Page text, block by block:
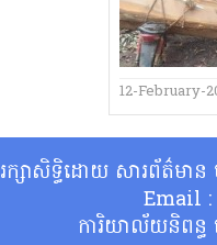
12-February-
រក្សាសិទ្ធិដោយ សារព័ត៌មា
Email
ការិយាល័យនិពន្ធ